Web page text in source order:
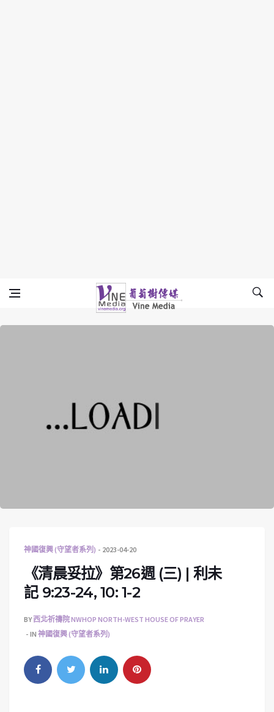
Vine Media
葡萄樹傳媒
神國復興 (守望者系列) 2023-04-20
《清晨妥拉》第26週 (三) | 利未
記 9:23-24, 10: 1-2
BY西北祈禱院 NWHOP NORTH-WEST HOUSE OF PRAYER
IN 神國復興 (守望者系列)